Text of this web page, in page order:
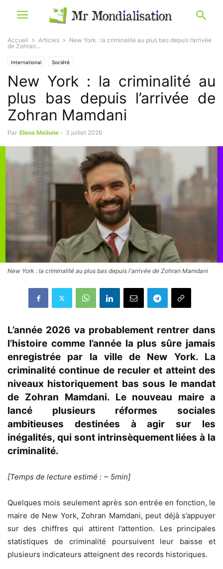
Accueil Articles
New York : la criminalité au plus bas depuis l’arrivée
de Zohran...
International Société
New York : la criminalité au
plus bas depuis l’arrivée de
Zohran Mamdani
Par Elena Meilune - 3 juillet 2026
New York : la criminalité au plus bas depuis l'arrivée de Zohran Mamdani
L’année 2026 va probablement rentrer dans
l’histoire comme l’année la plus sûre jamais
enregistrée par la ville de New York. La
criminalité continue de reculer et atteint des
niveaux historiquement bas sous le mandat
de Zohran Mamdani. Le nouveau maire a
lancé plusieurs réformes sociales
ambitieuses destinées à agir sur les
inégalités, qui sont intrinsèquement liées à la
criminalité.
[Temps de lecture estimé : ~ 5min]
Quelques mois seulement après son entrée en fonction, le
maire de New York, Zohran Mamdani, peut déjà s’appuyer
sur des chiffres qui attirent l’attention. Les principales
statistiques de criminalité poursuivent leur baisse et
plusieurs indicateurs atteignent des records historiques.